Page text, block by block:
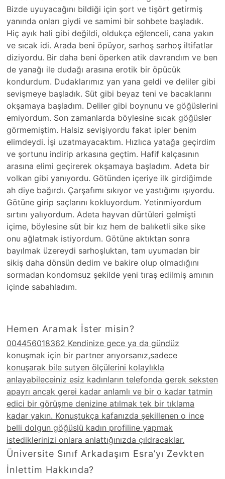
Bizde uyuyacağını bildiği için şort ve tişört getirmiş
yanında onları giydi ve samimi bir sohbete başladık.
Hiç ayık hali gibi değildi, oldukça eğlenceli, cana yakın
ve sıcak idi. Arada beni öpüyor, sarhoş sarhoş iltifatlar
diziyordu. Bir daha beni öperken atik davrandım ve ben
de yanağı ile dudağı arasına erotik bir öpücük
kondurdum. Dudaklarımız yan yana geldi ve deliler gibi
sevişmeye başladık. Süt gibi beyaz teni ve bacaklarını
okşamaya başladım. Deliler gibi boynunu ve göğüslerini
emiyordum. Son zamanlarda böylesine sıcak göğüsler
görmemiştim. Halsiz sevişiyordu fakat ipler benim
elimdeydi. İşi uzatmayacaktım. Hızlıca yatağa geçirdim
ve şortunu indirip arkasına geçtim. Hafif kalçasının
arasına elimi geçirerek okşamaya başladım. Adeta bir
volkan gibi yanıyordu. Götünden içeriye ilk girdiğimde
ah diye bağırdı. Çarşafımı sıkıyor ve yastığımı ışıyordu.
Götüne girip saçlarını kokluyordum. Yetinmiyordum
sırtını yalıyordum. Adeta hayvan dürtüleri gelmişti
içime, böylesine süt bir kız hem de balıketli sike sike
onu ağlatmak istiyordum. Götüne aktıktan sonra
bayılmak üzereydi sarhoşluktan, tam uyumadan bir
sikiş daha dönsün dedim ve bakire olup olmadığını
sormadan kondomsuz şekilde yeni tıraş edilmiş amının
içinde sabahladım.
Hemen Aramak İster misin?
004456018362 Kendinize gece ya da gündüz
konuşmak için bir partner arıyorsanız,sadece
konuşarak bile sutyen ölçülerini kolaylıkla
anlayabileceiniz esiz kadınların telefonda gerek seksten
apayrı ancak gerei kadar anlamlı ve bir o kadar tatmin
edici bir görüşme denizine atılmak tek bir tıklama
kadar yakın. Konuştukça kafanızda şekillenen o ince
belli dolgun göğüslü kadın profiline yapmak
istediklerinizi onlara anlattığınızda çıldracaklar.
Üniversite Sınıf Arkadaşım Esra’yı Zevkten
İnlettim Hakkında?